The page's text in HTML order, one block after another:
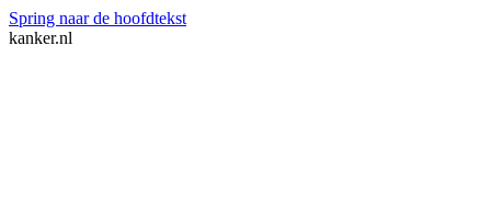
Spring naar de hoofdtekst
kanker.nl